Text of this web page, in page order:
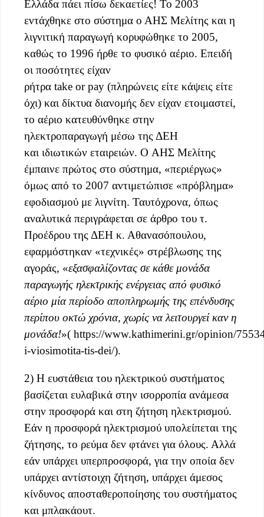
Ελλάδα πάει πίσω δεκαετίες! Το 2003
εντάχθηκε στο σύστημα ο ΑΗΣ Μελίτης και η
λιγνιτική παραγωγή κορυφώθηκε το 2005,
καθώς το 1996 ήρθε το φυσικό αέριο. Επειδή
οι ποσότητες είχαν
ρήτρα take or pay (πληρώνεις είτε κάψεις είτε
όχι) και δίκτυα διανομής δεν είχαν ετοιμαστεί,
το αέριο κατευθύνθηκε στην
ηλεκτροπαραγωγή μέσω της ΔΕΗ
και ιδιωτικών εταιρειών. O ΑΗΣ Μελίτης
έμπαινε πρώτος στο σύστημα, «περιέργως»
όμως από το 2007 αντιμετώπισε «πρόβλημα»
εφοδιασμού με λιγνίτη. Ταυτόχρονα, όπως
αναλυτικά περιγράφεται σε άρθρο του τ.
Προέδρου της ΔΕΗ κ. Αθανασόπουλου,
εφαρμόστηκαν «τεχνικές» στρέβλωσης της
αγοράς, «εξασφαλίζοντας σε κάθε μονάδα
παραγωγής ηλεκτρικής ενέργειας από φυσικό
αέριο μία περίοδο αποπληρωμής της επένδυσης
περίπου οκτώ χρόνια, χωρίς να λειτουργεί καν η
μονάδα!»( https://www.kathimerini.gr/opinion/
i-viosimotita-tis-dei/).
2) Η ευστάθεια του ηλεκτρικού συστήματος
βασίζεται ευλαβικά στην ισορροπία ανάμεσα
στην προσφορά και στη ζήτηση ηλεκτρισμού.
Εάν η προσφορά ηλεκτρισμού υπολείπεται της
ζήτησης, το ρεύμα δεν φτάνει για όλους. Αλλά
εάν υπάρχει υπερπροσφορά, για την οποία δεν
υπάρχει αντίστοιχη ζήτηση, υπάρχει άμεσος
κίνδυνος αποσταθεροποίησης του συστήματος
και μπλακάουτ.